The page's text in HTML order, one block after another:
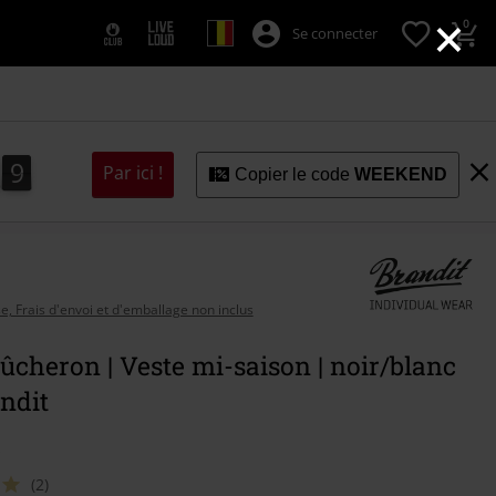
×
Se connecter 0
7
8
7
9
8 Par ici ! Copier le codeWEEKEND
Frais d'envoi et d'emballage non inclus
| Veste mi-saison | noir/blanc
(2)